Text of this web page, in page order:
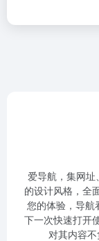
爱导航，集网
的设计风格，全
您的体验，导航
下一次快速打开
对其内容不